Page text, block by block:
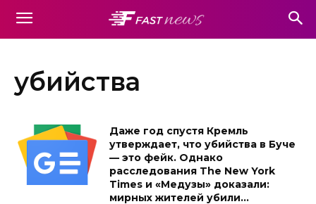
убийства
Даже год спустя Кремль
утверждает, что убийства в Буче
— это фейк. Однако
расследования The New York
Times и «Медузы» доказали:
мирных жителей убили...